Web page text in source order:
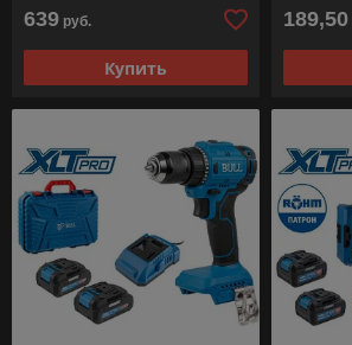
639 руб.
Купить
189,50